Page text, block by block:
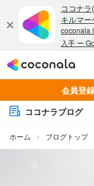
会員登
ココナラブログ
ホーム ブログトップ